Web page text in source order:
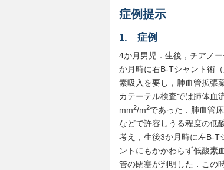
症例提示
1. 症例
4か月男児．生後，チアノ
か月時に右B-Tシャント術
素吸入を要し，肺血管拡張
カテーテル検査では肺体血
mm2/m2であった．肺血管
などで許容しうる程度の低
考え，生後3か月時に左B-T
ントにもかかわらず低酸素
管の閉塞が判明した．この